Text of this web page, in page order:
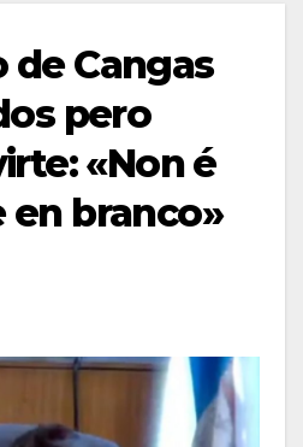
de Cangas
pero
«Non é
en branco»